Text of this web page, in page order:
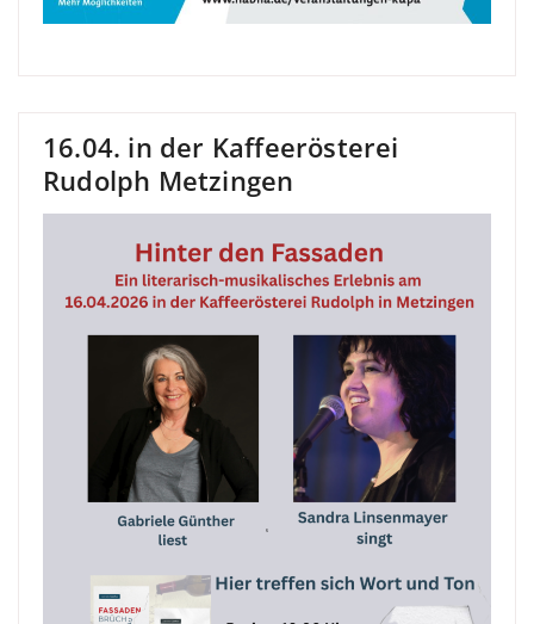
16.04. in der Kaffeerösterei
Rudolph Metzingen